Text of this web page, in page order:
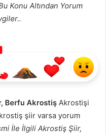
Konu Altından Yorum
Berfu Akrostiş Akrostişi
şiir varsa yorum
İle İlgili Akrostiş Şiir,